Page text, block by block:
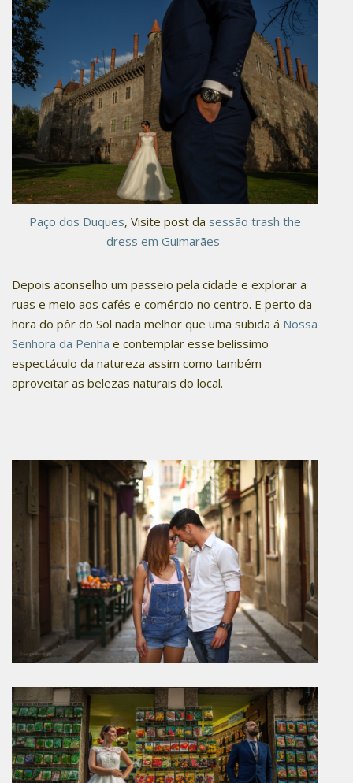
Paço dos Duques, Visite post da sessão trash the
dress em Guimarães
Depois aconselho um passeio pela cidade e explorar a
ruas e meio aos cafés e comércio no centro. E perto da
hora do pôr do Sol nada melhor que uma subida á Nossa
Senhora da Penha e contemplar esse belíssimo
espectáculo da natureza assim como também
aproveitar as belezas naturais do local.